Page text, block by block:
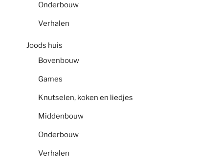
Onderbouw
Verhalen
Joods huis
Bovenbouw
Games
Knutselen, koken en liedjes
Middenbouw
Onderbouw
Verhalen